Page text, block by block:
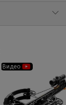
Видео